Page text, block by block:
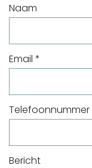
Naam
Email *
Telefoonnummer
Bericht